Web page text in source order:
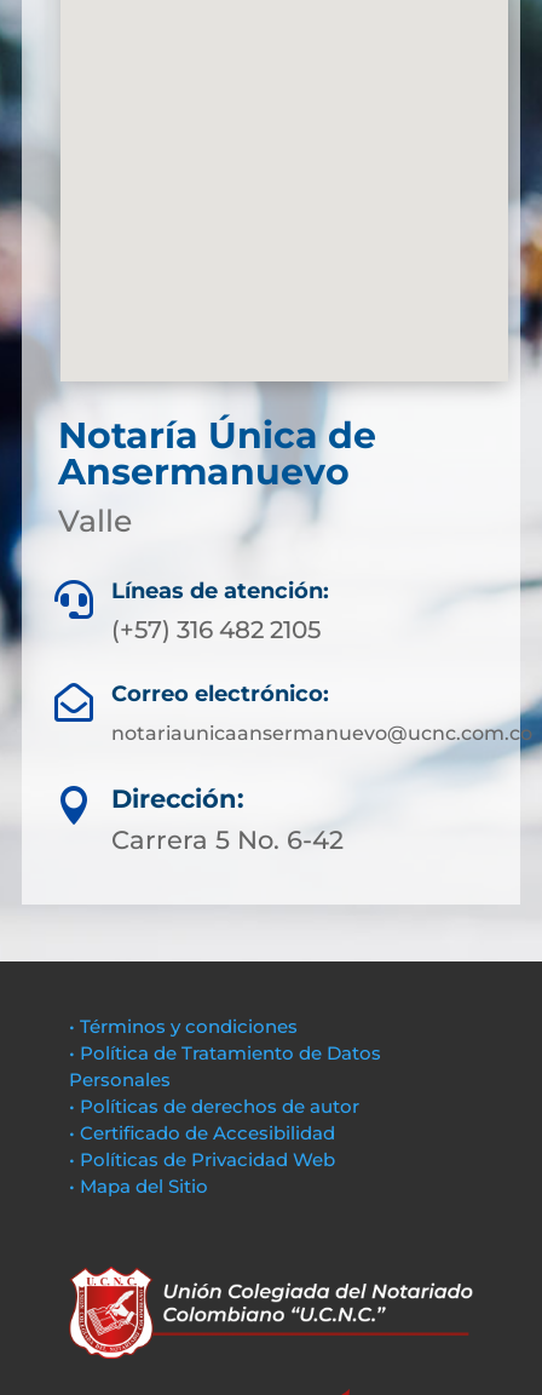
Notaría Única de
Ansermanuevo
Valle
 Líneas de atención:
(+57) 316 482 2105
 Correo electrónico:
notariaunicaansermanuevo@ucnc.com.co

Dirección:
Carrera 5 No. 6-42
• Términos y condiciones
• Política de Tratamiento de Datos
Personales
• Políticas de derechos de autor
• Certificado de Accesibilidad
• Políticas de Privacidad Web
• Mapa del Sitio